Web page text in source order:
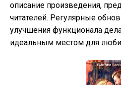
описание произведения,
читателей. Регулярные
улучшения функционала
идеальным местом для